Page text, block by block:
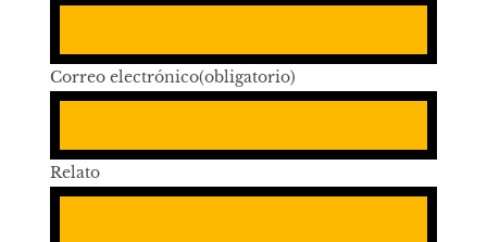
Correo electrónico(obligatorio)
Relato